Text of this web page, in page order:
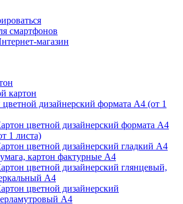
картон
дизайнерский формата А4 (от 1
цветной дизайнерский формата А4
1 листа)
цветной дизайнерский гладкий А4
картон фактурные А4
цветной дизайнерский глянцевый,
А4
цветной дизайнерский
А4